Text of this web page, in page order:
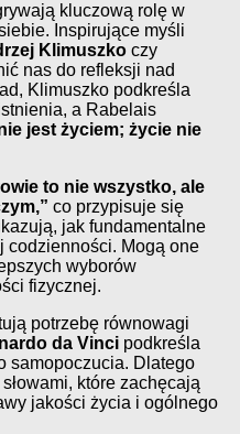
kluczową rolę w
Inspirujące myśli
Klimuszko czy
nas do refleksji nad
Klimuszko podkreśla
a Rabelais
jest życiem; życie nie
to nie wszystko, ale
co przypisuje się
jak fundamentalne
codzienności. Mogą one
wyborów
fizycznej.
potrzebę równowagi
da Vinci podkreśla
samopoczucia. Dlatego
które zachęcają
jakości życia i ogólnego